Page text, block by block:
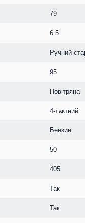
79
6.5
Ручний
95
Повітряна
4-тактний
Бензин
50
405
Так
Так